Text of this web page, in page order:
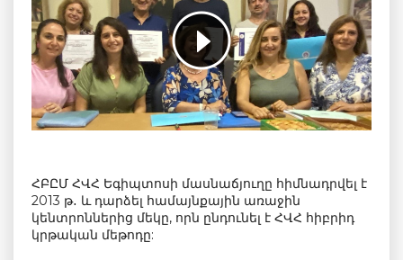
ՀԲԸՄ ՀՎՀ Եգիպտոսի մասնաճյուղը հիմնադրվել է
2013 թ․ և դարձել համայնքային առաջին
կենտրոններից մեկը, որն ընդունել է ՀՎՀ հիբրիդ
կրթական մեթոդը: